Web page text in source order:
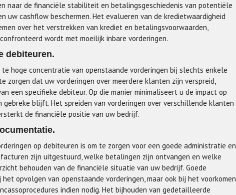
naar de financiële stabiliteit en betalingsgeschiedenis van potentiële
uw cashflow beschermen. Het evalueren van de kredietwaardigheid
over het verstrekken van krediet en betalingsvoorwaarden,
wordt met moeilijk inbare vorderingen.
debiteuren.
hoge concentratie van openstaande vorderingen bij slechts enkele
zorgen dat uw vorderingen over meerdere klanten zijn verspreid,
een specifieke debiteur. Op die manier minimaliseert u de impact op
blijft. Het spreiden van vorderingen over verschillende klanten
de financiële positie van uw bedrijf.
op debiteuren is om te zorgen voor een goede administratie en
zijn uitgestuurd, welke betalingen zijn ontvangen en welke
behouden van de financiële situatie van uw bedrijf. Goede
opvolgen van openstaande vorderingen, maar ook bij het voorkomen
indien nodig. Het bijhouden van gedetailleerde